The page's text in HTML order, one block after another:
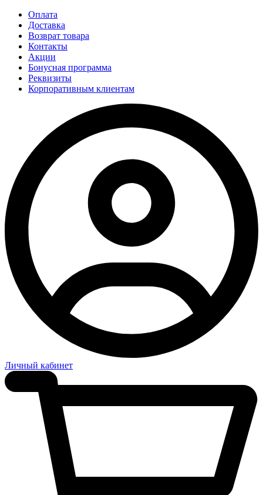
Оплата
Доставка
Возврат товара
Контакты
Акции
Бонусная программа
Реквизиты
Корпоративным клиентам
Личный кабинет